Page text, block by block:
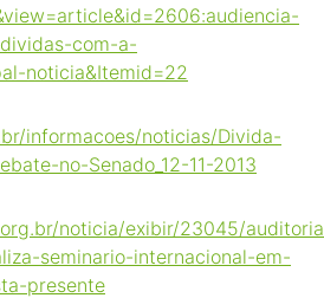
com-a-
noticia&Itemid=22
informacoes/noticias/Divida-
no-Senado_12-11-2013
noticia/exibir/23045/
seminario-internacional-em-
presente